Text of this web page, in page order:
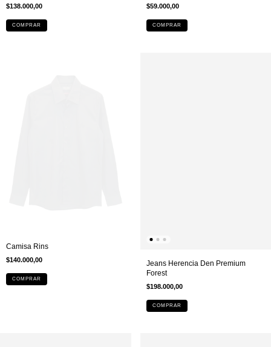
$138.000,00
COMPRAR
$59.000,00
COMPRAR
Camisa Rins
$140.000,00
COMPRAR
Jeans Herencia Den Premium
Forest
$198.000,00
COMPRAR